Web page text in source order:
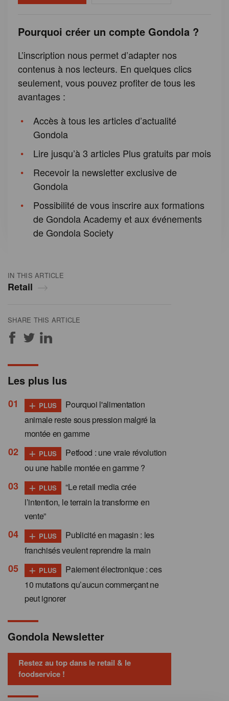
IN THIS ARTICLE
Retail
SHARE THIS ARTICLE
Pourquoi créer un compte Gondola ?
L’inscription nous permet d’adapter nos
contenus à nos lecteurs. En quelques clics
seulement, vous pouvez profiter de tous les
avantages :
Accès à tous les articles d’actualité
Gondola
Lire jusqu’à 3 articles Plus gratuits par mois
Recevoir la newsletter exclusive de
Gondola
Possibilité de vous inscrire aux formations
de Gondola Academy et aux événements
de Gondola Society
Les plus lus
+ PLUS
Pourquoi l'alimentation
animale reste sous pression malgré la
montée en gamme
+ PLUS
Petfood : une vraie révolution
ou une habile montée en gamme ?
+ PLUS
“Le retail media crée
l’intention, le terrain la transforme en
vente”
+ PLUS
Publicité en magasin : les
franchisés veulent reprendre la main
+ PLUS
Paiement électronique : ces
10 mutations qu’aucun commerçant ne
peut ignorer
Gondola Newsletter
Restez au top dans le retail & le
foodservice !